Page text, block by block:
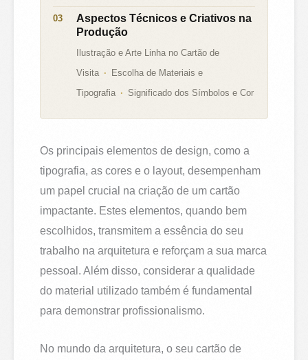
Aspectos Técnicos e Criativos na
Produção
Ilustração e Arte Linha no Cartão de
Visita
Escolha de Materiais e
Tipografia
Significado dos Símbolos e Cor
Os principais elementos de design, como a
tipografia, as cores e o layout, desempenham
um papel crucial na criação de um cartão
impactante. Estes elementos, quando bem
escolhidos, transmitem a essência do seu
trabalho na arquitetura e reforçam a sua marca
pessoal. Além disso, considerar a qualidade
do material utilizado também é fundamental
para demonstrar profissionalismo.
No mundo da arquitetura, o seu cartão de